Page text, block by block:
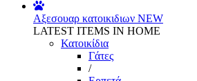
Αξεσουαρ κατοικιδιων NEW
LATEST ITEMS IN HOME
Κατοικίδια
Γάτες
/